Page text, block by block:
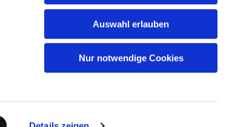
Auswahl erlauben
Nur notwendige Cookies